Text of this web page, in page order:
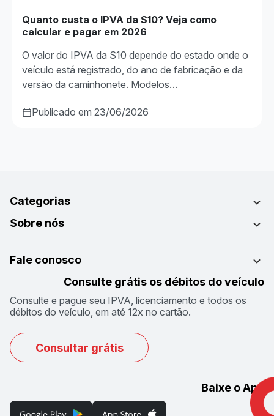
Quanto custa o IPVA da S10? Veja como
calcular e pagar em 2026
O valor do IPVA da S10 depende do estado onde o
veículo está registrado, do ano de fabricação e da
versão da caminhonete. Modelos…
Publicado em 23/06/2026
Categorias
Sobre nós
Fale conosco
Consulte grátis os débitos do veículo
Consulte e pague seu IPVA, licenciamento e todos os
débitos do veículo, em até 12x no cartão.
Consultar grátis
Baixe o App